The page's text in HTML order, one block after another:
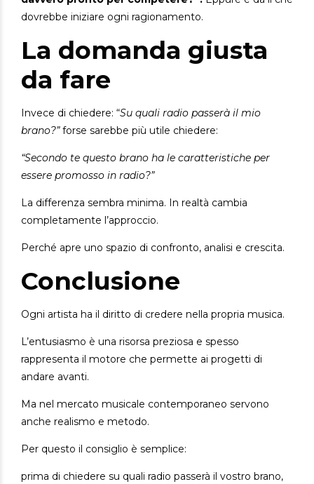
dovrebbe iniziare ogni ragionamento.
La domanda giusta
da fare
Invece di chiedere: “Su quali radio passerà il mio
brano?”forse sarebbe più utile chiedere:
“Secondo te questo brano ha le caratteristiche per
essere promosso in radio?”
La differenza sembra minima. In realtà cambia
completamente l’approccio.
Perché apre uno spazio di confronto, analisi e crescita.
Conclusione
Ogni artista ha il diritto di credere nella propria musica.
L’entusiasmo è una risorsa preziosa e spesso
rappresenta il motore che permette ai progetti di
andare avanti.
Ma nel mercato musicale contemporaneo servono
anche realismo e metodo.
Per questo il consiglio è semplice:
prima di chiedere su quali radio passerà il vostro brano,